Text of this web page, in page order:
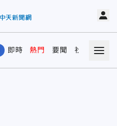
即時 熱門 要聞 社會 娛樂